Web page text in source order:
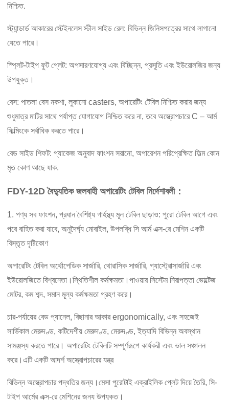
নিশ্চিত.
স্ট্যান্ডার্ড আকারের স্টেইনলেস স্টীল সাইড রেল: বিভিন্ন জিনিসপত্রের সাথে লাগানো
যেতে পারে।
স্প্লিট-টাইপ ফুট প্লেট: অপসারণযোগ্য এবং বিচ্ছিন্ন, প্রসূতি এবং ইউরোলজির জন্য
উপযুক্ত।
বেস: পাতলা বেস নকশা, লুকানো casters, অপারেটিং টেবিল নিশ্চিত করার জন্য
শুধুমাত্র মাটির সাথে পর্যাপ্ত যোগাযোগ নিশ্চিত করে না, তবে অস্ত্রোপচারে C – আর্ম
ফিল্মিংকে সর্বাধিক করতে পারে।
বেড সাইড শিফট: প্যাকেজ অনুবাদ ফাংশন সরানো, অপারেশন পরিপ্রেক্ষিত ফিল্ম কোন
মৃত কোণ আছে যাক.
FDY-12D বৈদ্যুতিক জলবাহী অপারেটিং টেবিল নির্দেশাবলী：
1. পণ্য সব ফাংশন, প্রধান বৈশিষ্ট্য গার্হস্থ্য মূল টেবিল ছাড়াও: পুরো টেবিল আগে এবং
পরে বাহিত করা যাবে, অনুদৈর্ঘ্য মোবাইল, উপলব্ধি সি আর্ম এক্স-রে মেশিন একটি
বিস্তৃত দৃষ্টিকোণ
অপারেটিং টেবিল অর্থোপেডিক সার্জারি, থোরাসিক সার্জারি, গ্যাস্ট্রোসার্জারি এবং
ইউরোলজিতে বিশ্বনেতা।স্থিতিশীল কর্মক্ষমতা।পাওয়ার সিস্টেম নিরাপত্তা ভোল্টেজ
মোটর, কম শব্দ, সমান মূল্য কর্মক্ষমতা গ্রহণ করে।
চার-পর্যায়ের বেড প্যানেল, বিছানার আকার ergonomically, এবং সহজেই
সার্ভিকাল মেরুদণ্ড, কটিদেশীয় মেরুদণ্ড, মেরুদণ্ড, ইত্যাদি বিভিন্ন অবস্থান
সামঞ্জস্য করতে পারে। অপারেটিং টেবিলটি সম্পূর্ণরূপে কার্যকরী এবং ভাল সঞ্চালন
করে।এটি একটি আদর্শ অস্ত্রোপচারের যন্ত্র
বিভিন্ন অস্ত্রোপচার পদ্ধতির জন্য।মেসা পুরোটাই এক্রাইলিক প্লেট দিয়ে তৈরি, সি-
টাইপ আর্মের এক্স-রে মেশিনের জন্য উপযুক্ত।